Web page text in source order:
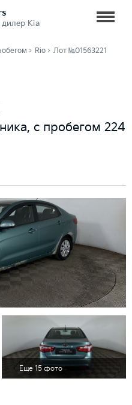
Kia
Rio Лот №01563221
с пробегом 224
Еще 15 фото